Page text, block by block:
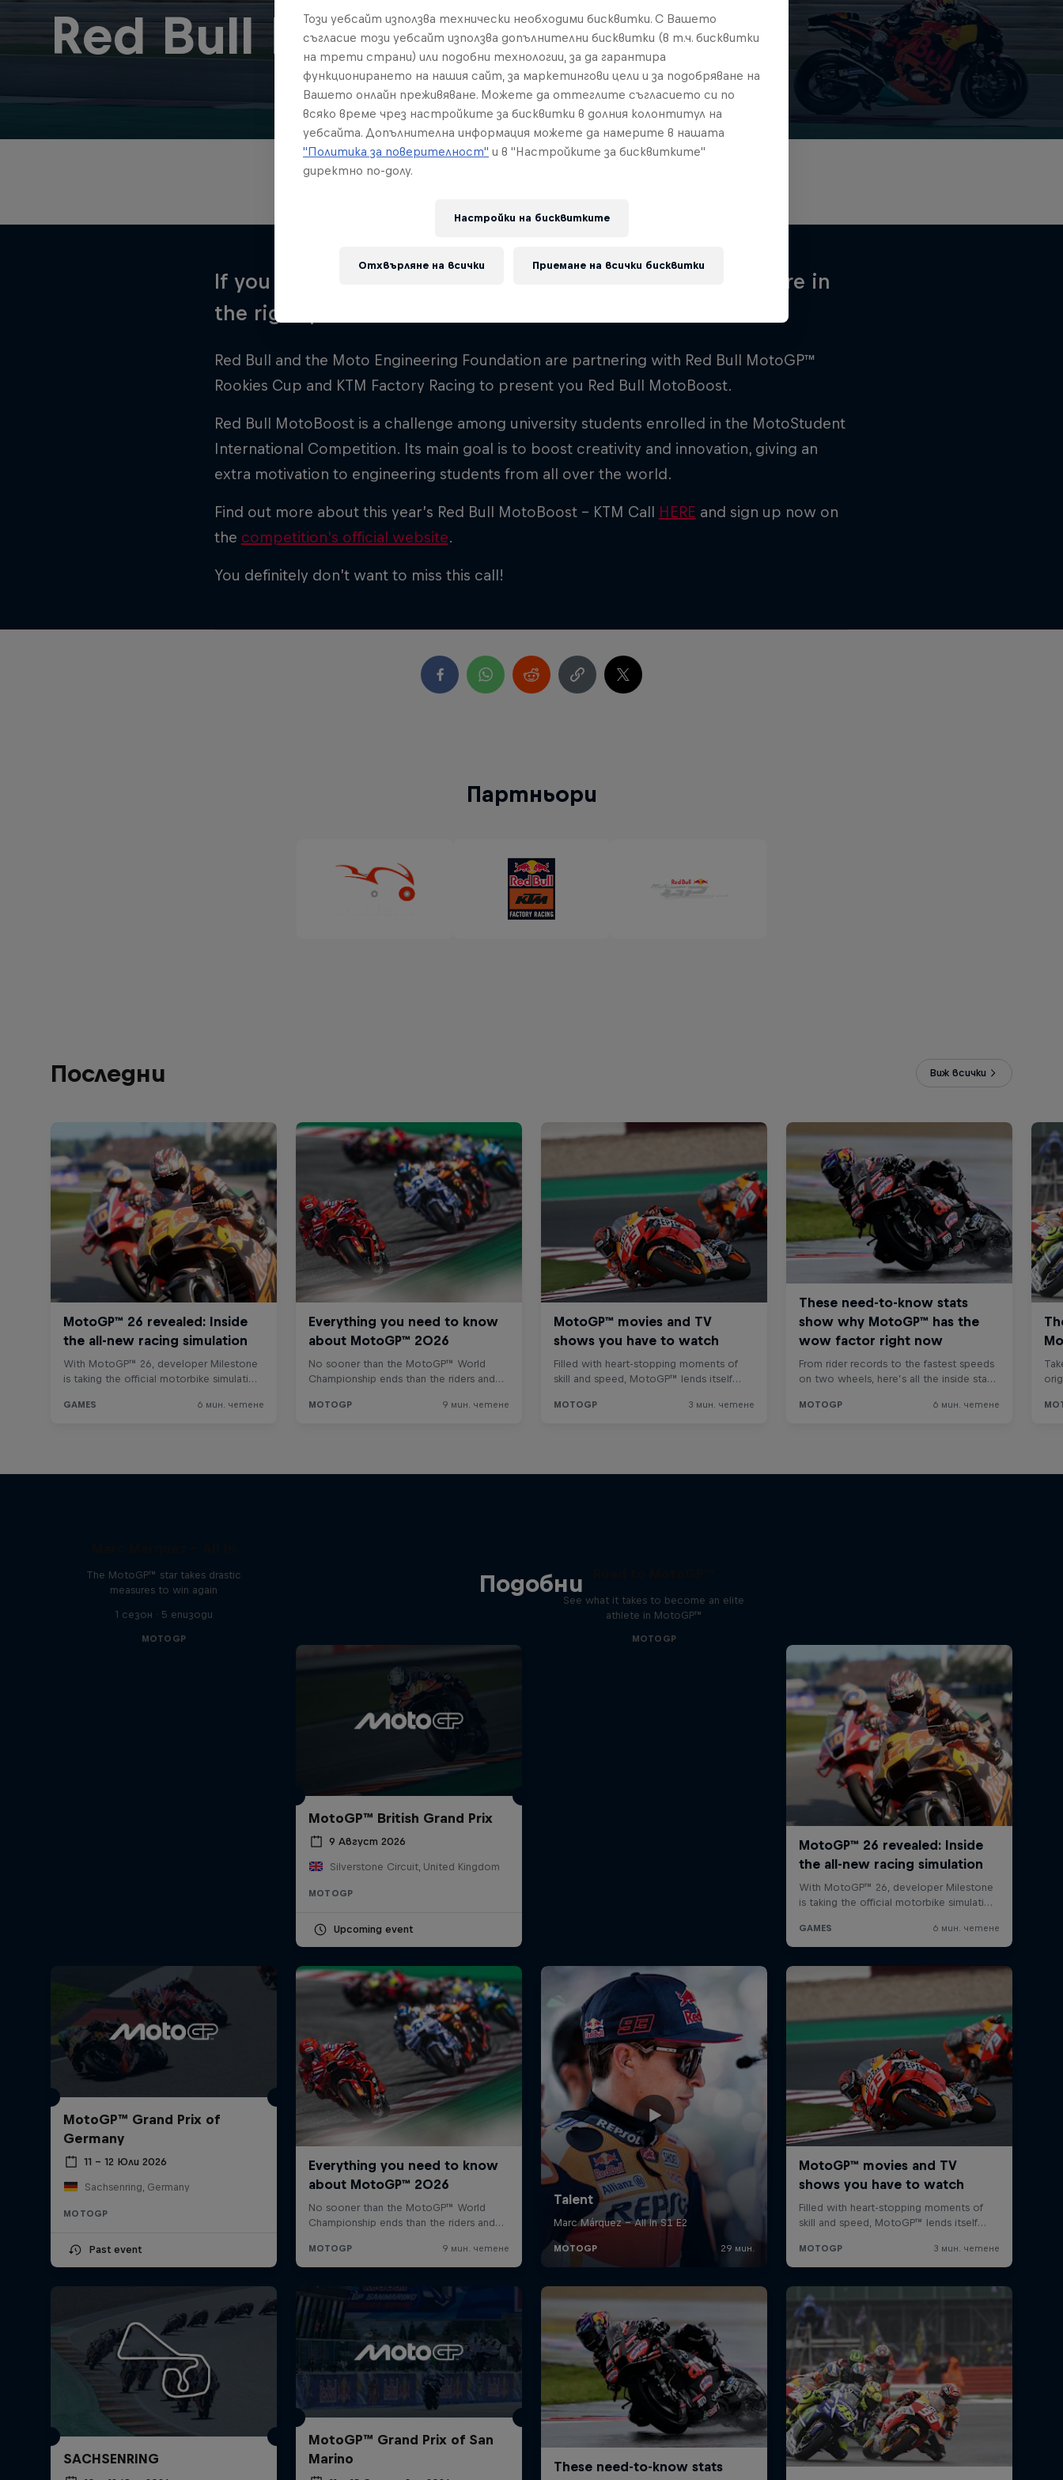
Red Bull MotoBoost
If you ever wanted to give your career a boost, then you're in
the right place.
Red Bull and the Moto Engineering Foundation are partnering with Red Bull MotoGP™
Rookies Cup and KTM Factory Racing to present you Red Bull MotoBoost.
Red Bull MotoBoost is a challenge among university students enrolled in the MotoStudent
International Competition. Its main goal is to boost creativity and innovation, giving an
extra motivation to engineering students from all over the world.
Find out more about this year’s Red Bull MotoBoost – KTM Call HERE and sign up now on
the competition's official website.
You definitely don’t want to miss this call!
Партньори
Последни Виж всички
Подобни
The MotoGP™ star takes drastic
measures to win again
1 сезон · 5 епизоди
MOTOGP
MotoGP™ British Grand Prix
9 Август 2026
Silverstone Circuit, United Kingdom
MOTOGP
Upcoming event
See what it takes to become an elite
athlete in MotoGP™
MOTOGP
MotoGP™ Grand Prix of
Germany
11 – 12 Юли 2026
Sachsenring, Germany
MOTOGP
Past event
SACHSENRING
MotoGP™ Grand Prix of San
Marino
Този уебсайт използва технически необходими бисквитки. С Вашето
съгласие този уебсайт използва допълнителни бисквитки (в т.ч. бисквитки
на трети страни) или подобни технологии, за да гарантира
функционирането на нашия сайт, за маркетингови цели и за подобряване на
Вашето онлайн преживяване. Можете да оттеглите съгласието си по
всяко време чрез настройките за бисквитки в долния колонтитул на
уебсайта. Допълнителна информация можете да намерите в нашата
"Политика за поверителност" и в "Настройките за бисквитките"
директно по-долу.
Настройки на бисквитките
Отхвърляне на всички Приемане на всички бисквитки